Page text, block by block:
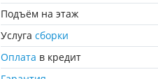
Подъём на этаж
Услугасборки
Оплата в кредит